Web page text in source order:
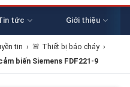
tức Giới thiệu
tin › 🚨 Thiết bị báo cháy ›
biến Siemens FDF221-9